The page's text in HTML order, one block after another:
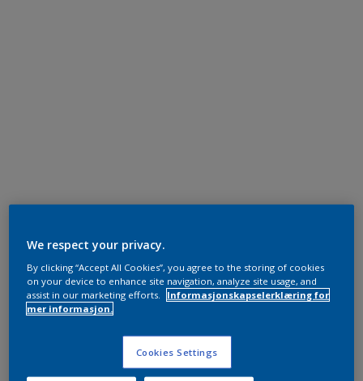
We respect your privacy.
By clicking “Accept All Cookies”, you agree to the storing of cookies
on your device to enhance site navigation, analyze site usage, and
assist in our marketing efforts.
Informasjonskapselerklæring for
mer informasjon.
Cookies Settings